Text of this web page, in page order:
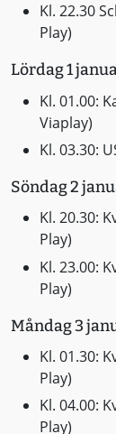
Kl. 22.30
Play)
Lördag 1
Kl. 01.00:
Viaplay)
Kl. 03.30:
Söndag 2
Kl. 20.30:
Play)
Kl. 23.00:
Play)
Måndag 3
Kl. 01.30:
Play)
Kl. 04.00:
Play)